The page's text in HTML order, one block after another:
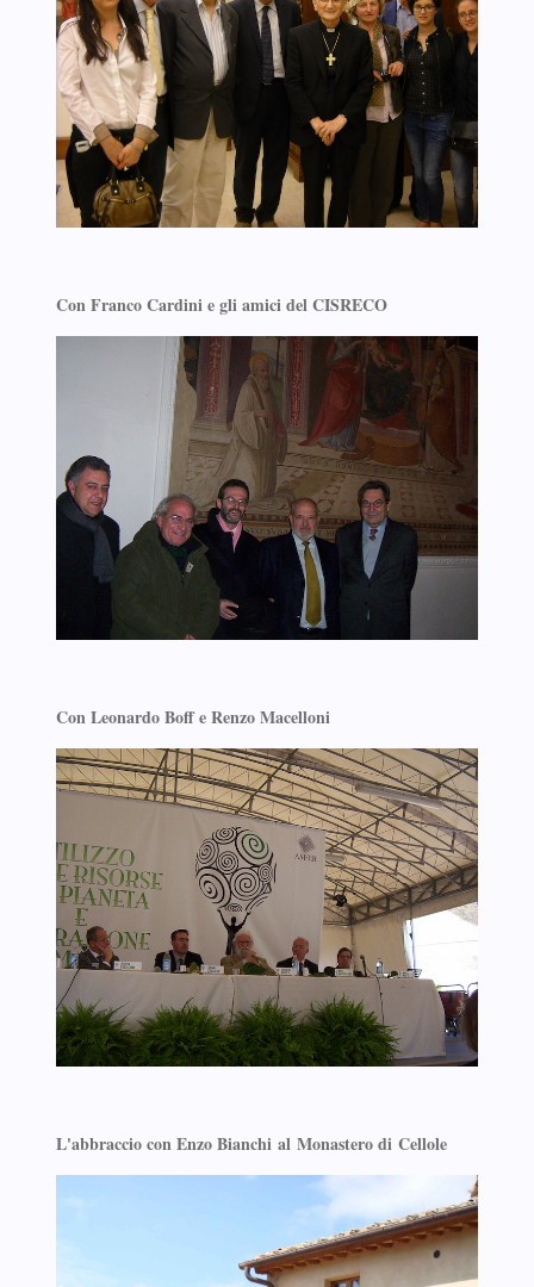
Con Franco Cardini e gli amici del CISRECO
Con Leonardo Boff e Renzo Macelloni
L'abbraccio con Enzo Bianchial Monastero di Cellole